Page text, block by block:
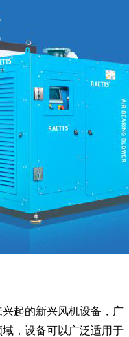
起的新兴风机设备，广
，设备可以广泛适用于